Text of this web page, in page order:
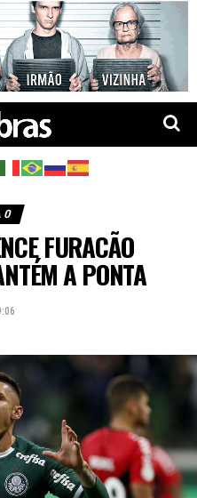
0
FURACÃO
A PONTA